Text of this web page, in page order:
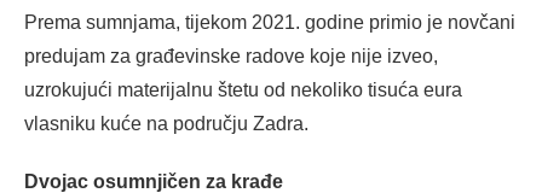
Prema sumnjama, tijekom 2021. godine primio je novčani
predujam za građevinske radove koje nije izveo,
uzrokujući materijalnu štetu od nekoliko tisuća eura
vlasniku kuće na području Zadra.
Dvojac osumnjičen za krađe